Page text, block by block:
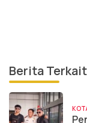
Berita Terkait